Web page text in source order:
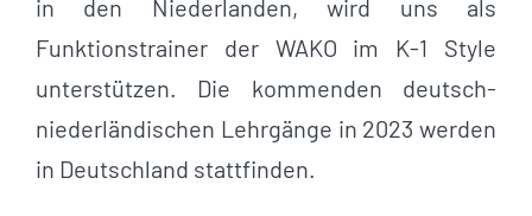
in den Niederlanden, wird uns als
Funktionstrainer der WAKO im K-1 Style
unterstützen. Die kommenden deutsch-
niederländischen Lehrgänge in 2023 werden
in Deutschland stattfinden.